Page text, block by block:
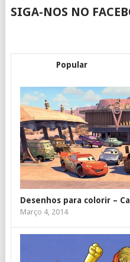
SIGA-NOS NO
Popular
Desenhos para colorir –
Março 4, 2014